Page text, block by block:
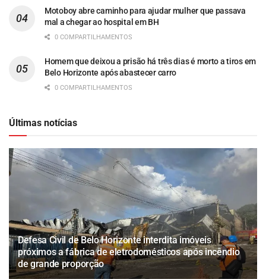
Motoboy abre caminho para ajudar mulher que passava
mal a chegar ao hospital em BH
0 COMPARTILHAMENTOS
Homem que deixou a prisão há três dias é morto a tiros em
Belo Horizonte após abastecer carro
0 COMPARTILHAMENTOS
Últimas notícias
Defesa Civil de Belo Horizonte interdita imóveis
próximos a fábrica de eletrodomésticos após incêndio
de grande proporção